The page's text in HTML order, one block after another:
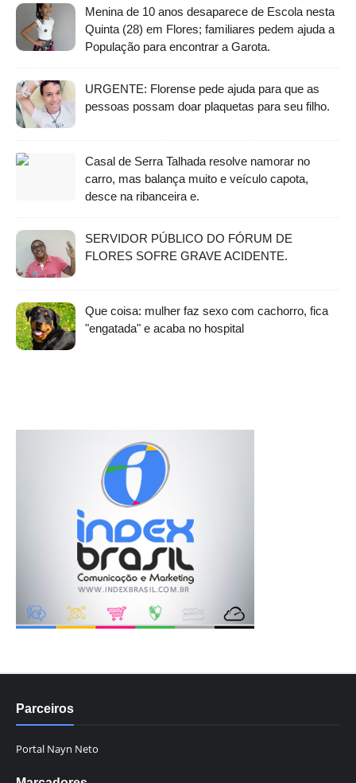
Menina de 10 anos desaparece de Escola nesta
Quinta (28) em Flores; familiares pedem ajuda a
População para encontrar a Garota.
URGENTE: Florense pede ajuda para que as
pessoas possam doar plaquetas para seu filho.
Casal de Serra Talhada resolve namorar no
carro, mas balança muito e veículo capota,
desce na ribanceira e.
SERVIDOR PÚBLICO DO FÓRUM DE
FLORES SOFRE GRAVE ACIDENTE.
Que coisa: mulher faz sexo com cachorro, fica
"engatada" e acaba no hospital
Parceiros
Portal Nayn Neto